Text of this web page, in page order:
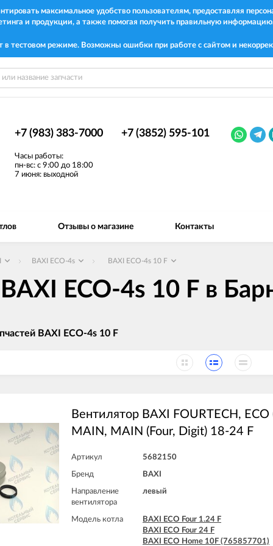
максимальное удобство пользователям, предоставляя
и продукции, а также помогая получить правильную
в тестовом режиме. Возможны ошибки при работе с сайтом и
+7 (983) 383-7000 +7 (3852) 595-101
Часы работы:
пн-вс: с 9:00 до 18:00
7 июня: выходной
Отзывы о магазине Контакты
BAXI ECO-4s BAXI ECO-4s 10 F
ECO-4s 10 F в
BAXI ECO-4s 10 F
Вентилятор BAXI FOURTECH, ECO
MAIN, MAIN (Four, Digit) 18-24 F
Артикул 5682150
Бренд BAXI
Направление
вентилятора
левый
Модель котла
BAXI ECO Four 1.24 F
BAXI ECO Four 24 F
BAXI ECO Home 10F (765857701)